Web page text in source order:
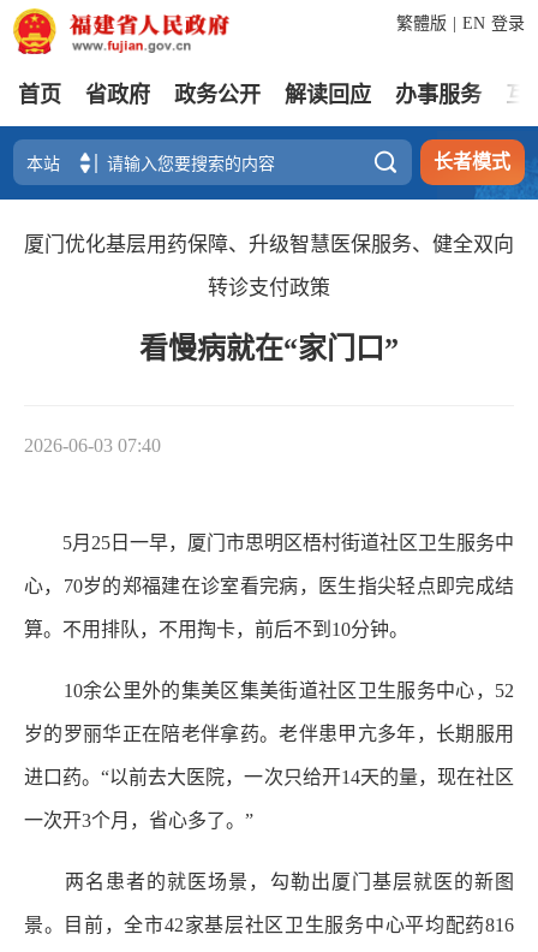
登录
繁體版 EN
首页 省政府 政务公开 解读回应 办事服务 互
 长者模式
厦门优化基层用药保障、升级智慧医保服务、健全双向
转诊支付政策
看慢病就在“家门口”
2026-06-03 07:40
5月25日一早，厦门市思明区梧村街道社区卫生服务中
心，70岁的郑福建在诊室看完病，医生指尖轻点即完成结
算。不用排队，不用掏卡，前后不到10分钟。
10余公里外的集美区集美街道社区卫生服务中心，52
岁的罗丽华正在陪老伴拿药。老伴患甲亢多年，长期服用
进口药。“以前去大医院，一次只给开14天的量，现在社区
一次开3个月，省心多了。”
两名患者的就医场景，勾勒出厦门基层就医的新图
景。目前，全市42家基层社区卫生服务中心平均配药816